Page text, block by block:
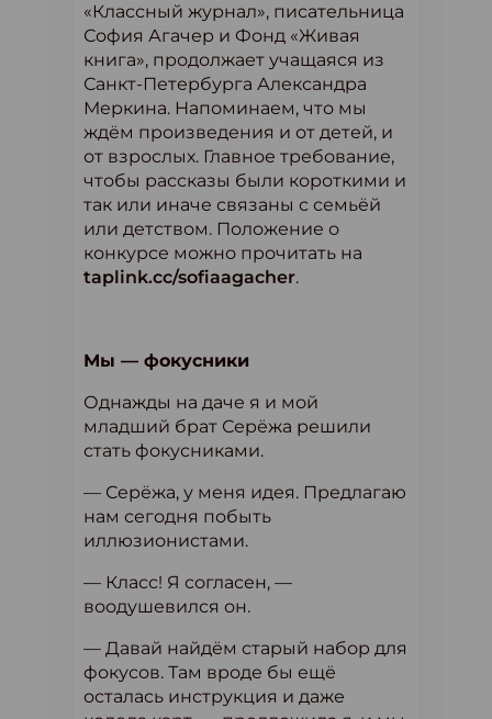
«Классный журнал», писательница
София Агачер и Фонд «Живая
книга», продолжает учащаяся из
Санкт-Петербурга Александра
Меркина. Напоминаем, что мы
ждём произведения и от детей, и
от взрослых. Главное требование,
чтобы рассказы были короткими и
так или иначе связаны с семьёй
или детством. Положение о
конкурсе можно прочитать на
taplink.cc/sofiaagacher.
Мы — фокусники
Однажды на даче я и мой
младший брат Серёжа решили
стать фокусниками.
— Серёжа, у меня идея. Предлагаю
нам сегодня побыть
иллюзионистами.
— Класс! Я согласен, —
воодушевился он.
— Давай найдём старый набор для
фокусов. Там вроде бы ещё
осталась инструкция и даже